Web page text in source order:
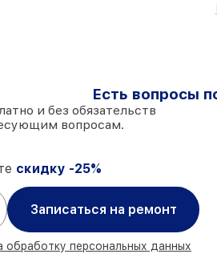
с возможностью
к установке в
FLIR и
тот же день, после
Есть вопросы
и без обязательств
вопросам.
скидку -25%
Записаться на ремонт
обработку персональных данных